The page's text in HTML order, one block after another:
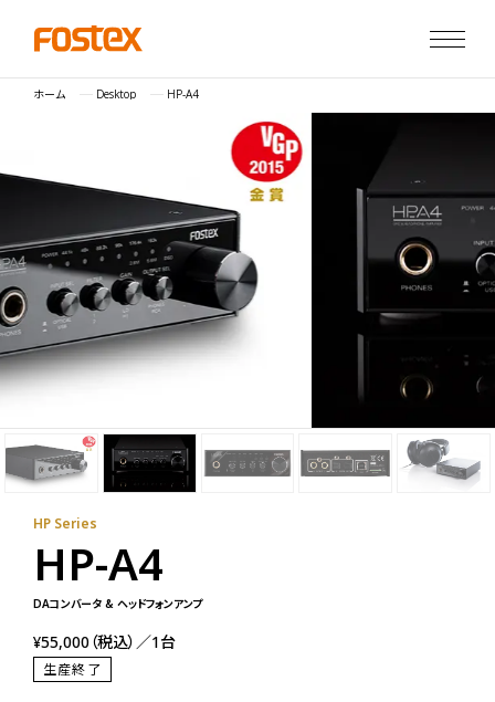
ホーム Desktop HP-A4
HP Series
HP-A4
DAコンバータ & ヘッドフォンアンプ
¥55,000（税込）／1台
生産終了